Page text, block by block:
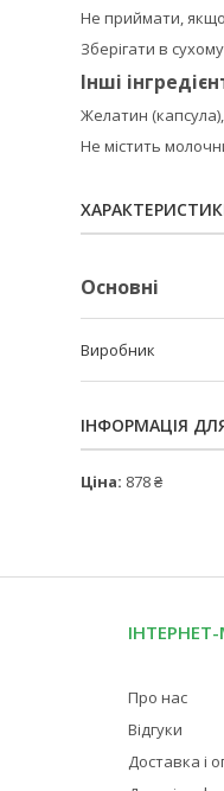
Не приймати, якщо
Зберігати в
Інші
Желатин
Не містить
Основні
Виробник
ІНФОРМАЦІЯ
Ціна: 878 ₴
Про нас
Відгуки
Доставка і